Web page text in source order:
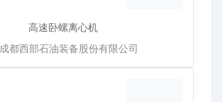
高速卧螺离心机
成都西部石油装备股份有限公司